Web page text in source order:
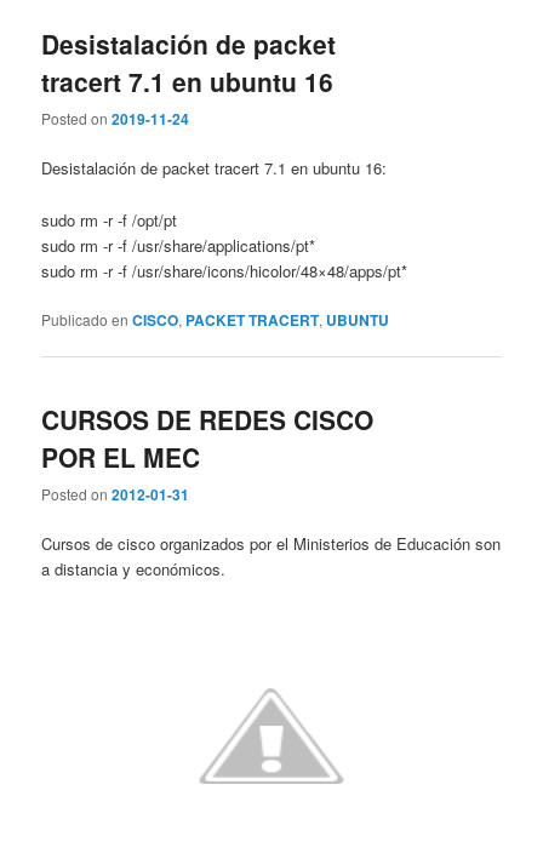
Desistalación de packet
tracert 7.1 en ubuntu 16
Posted on2019-11-24
Desistalación de packet tracert 7.1 en ubuntu 16:
sudo rm -r -f /opt/pt
sudo rm -r -f /usr/share/applications/pt*
sudo rm -r -f /usr/share/icons/hicolor/48×48/apps/pt*
Publicado en CISCO, PACKET TRACERT, UBUNTU
CURSOS DE REDES CISCO
POR EL MEC
Posted on2012-01-31
Cursos de cisco organizados por el Ministerios de Educación son
a distancia y económicos.